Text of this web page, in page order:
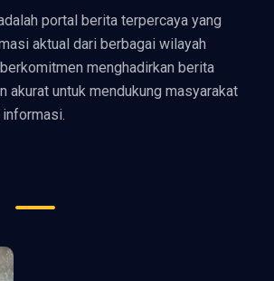
portal berita terpercaya yang
aktual dari berbagai wilayah
menghadirkan berita
akurat untuk mendukung masyarakat